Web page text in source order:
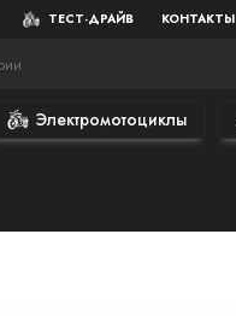
ТЕСТ-ДРАЙВ КОНТАКТЫ
Электромотоциклы